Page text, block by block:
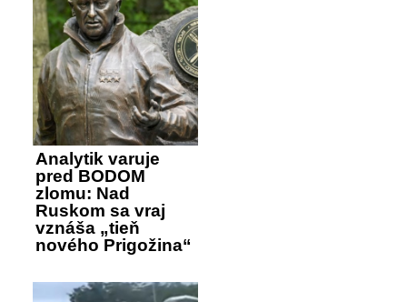
Analytik varuje
pred BODOM
zlomu: Nad
Ruskom sa vraj
vznáša „tieň
nového Prigožina“